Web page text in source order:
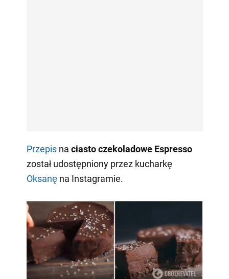
Przepisna ciasto czekoladowe Espresso
został udostępniony przez kucharkę
Oksanęna Instagramie.